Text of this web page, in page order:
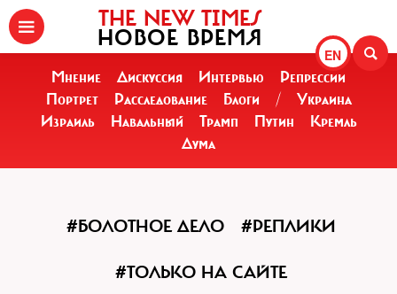
EN
THE NEW TIMES
НОВОЕ ВРЕМЯ
Мнение Дискуссия Интервью
Репрессии
Портрет
Расследование Блоги /
Украина
Израиль
Навальный Трамп Путин
Кремль
Дума
#БОЛОТНОЕ ДЕЛО #РЕПЛИКИ
#ТОЛЬКО НА САЙТЕ